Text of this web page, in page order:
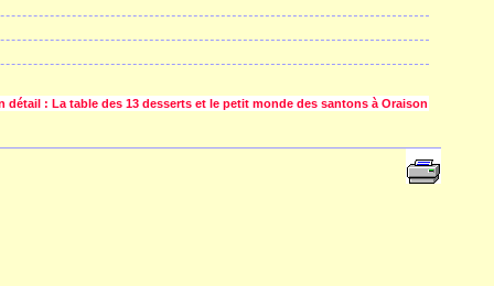
détail : La table des 13 desserts et le petit monde des santons à Oraison